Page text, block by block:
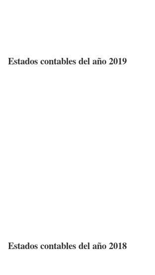
Estados contables del año 2019
Estados contables del año 2018